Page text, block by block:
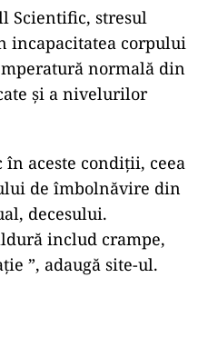
Scientific, stresul
incapacitatea corpului
normală din
și a nivelurilor
aceste condiții, ceea
de îmbolnăvire din
decesului.
includ crampe,
”, adaugă site-ul.